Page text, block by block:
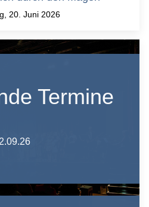
20. Juni 2026
Termine